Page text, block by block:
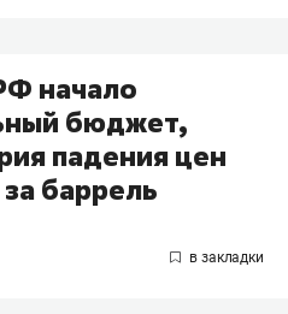
начало
бюджет,
падения цен
баррель